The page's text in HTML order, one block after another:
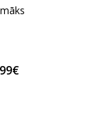
ziedu